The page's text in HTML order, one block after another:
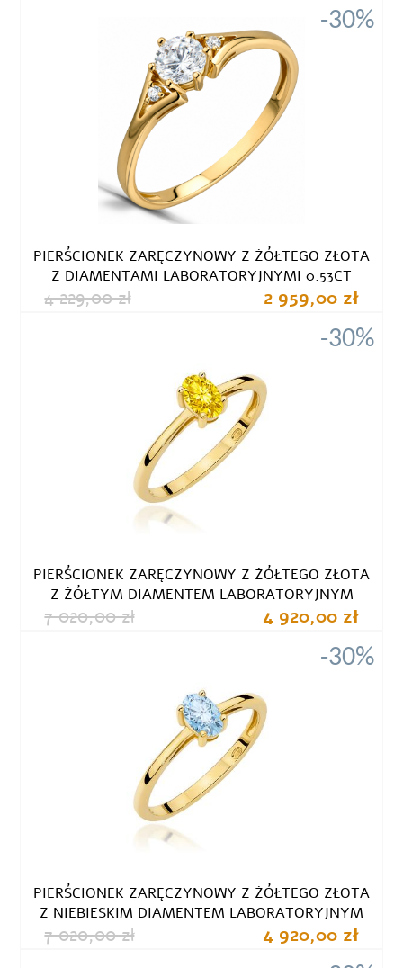
-30%
PIERŚCIONEK ZARĘCZYNOWY Z ŻÓŁTEGO ZŁOTA
Z DIAMENTAMI LABORATORYJNYMI 0.53CT
4 229,00 zł 2 959,00 zł
-30%
PIERŚCIONEK ZARĘCZYNOWY Z ŻÓŁTEGO ZŁOTA
Z ŻÓŁTYM DIAMENTEM LABORATORYJNYM
7 020,00 zł 4 920,00 zł
-30%
PIERŚCIONEK ZARĘCZYNOWY Z ŻÓŁTEGO ZŁOTA
Z NIEBIESKIM DIAMENTEM LABORATORYJNYM
7 020,00 zł 4 920,00 zł